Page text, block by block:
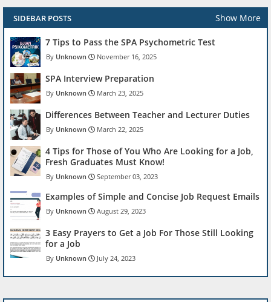
SIDEBAR POSTS Show More
7 Tips to Pass the SPA Psychometric Test
Unknown November 16, 2025
SPA Interview Preparation
Unknown March 23, 2025
Differences Between Teacher and Lecturer Duties
Unknown March 22, 2025
4 Tips for Those of You Who Are Looking for a Job,
Fresh Graduates Must Know!
Unknown September 03, 2023
Examples of Simple and Concise Job Request Emails
Unknown August 29, 2023
3 Easy Prayers to Get a Job For Those Still Looking
for a Job
Unknown July 24, 2023